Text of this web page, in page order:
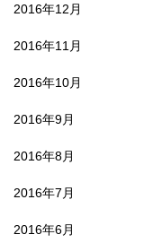
2016年12月
2016年11月
2016年10月
2016年9月
2016年8月
2016年7月
2016年6月